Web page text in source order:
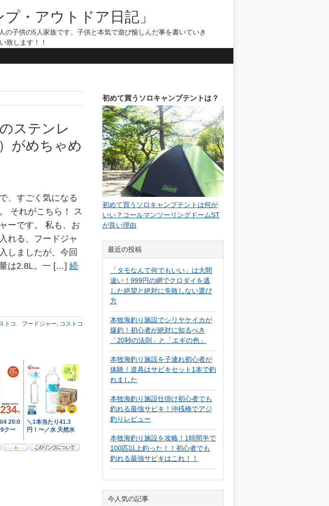
・アウトドア日記」
の子供の5人家族です。子供と本気で遊び愉しんだ事を書いていき
致します！！
ステンレ
がめちゃめ
、すごく気になる
それがこちら！ ス
ーです。 私も、お
れる、フードジャ
しましたが、今回
は2.8L。一 […] 続
トコ フードジャー, コストコ
初めて買うソロキャンプテントは？
初めて買うソロキャンプテントは何が
いい？コールマンツーリングドームST
が良い理由
最近の投稿
「タモなんて何でもいい」は大間
違い！999円の網でクロダイを逃
した絶望と絶対に失敗しない選び
方
本牧海釣り施設でシリヤケイカが
爆釣！初心者が絶対に知るべき
「20秒の法則」と「エギの色」
本牧海釣り施設を子連れ初心者が
体験！道具はサビキセット1本で釣
れました
本牧海釣り施設仕掛け初心者でも
釣れる最強サビキ！沖桟橋でアジ
釣りレビュー
本牧海釣り施設を攻略！1時間半で
100匹以上釣った！！初心者でも
釣れる最強サビキはこれ！！
今人気の記事